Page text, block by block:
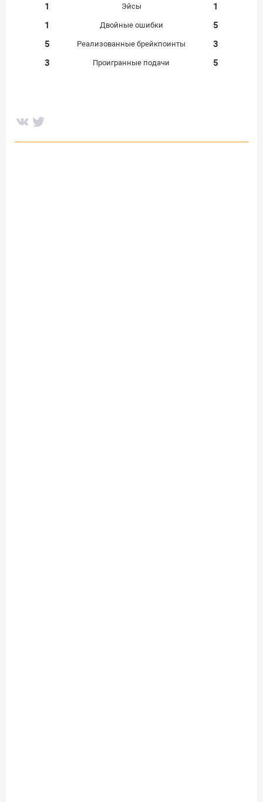
1 Эйсы
1
1
Двойные ошибки
5
5
Реализованные брейкпоинты
3
3
Проигранные подачи 5